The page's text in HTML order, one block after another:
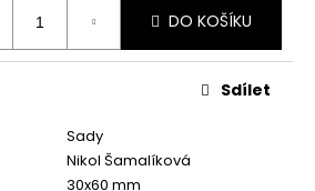
DO KOŠÍKU
Sady
Nikol Šamalíková
30x60 mm
Sdílet